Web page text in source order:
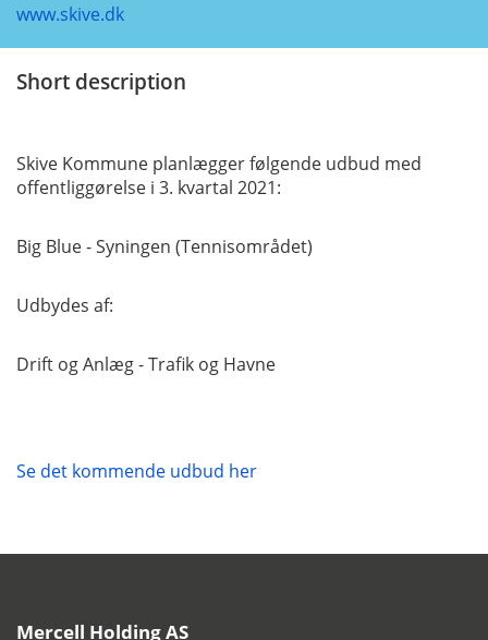
www.skive.dk
Short description
Skive Kommune planlægger følgende udbud med
offentliggørelse i 3. kvartal 2021:
Big Blue - Syningen (Tennisområdet)
Udbydes af:
Drift og Anlæg - Trafik og Havne
Se det kommende udbud her
Mercell Holding AS